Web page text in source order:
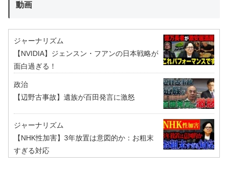
動画
ジャーナリズム
【NVIDIA】ジェンスン・フアンの日本戦略が
面白過ぎる！
政治
【辺野古事故】遺族が百田発言に激怒
ジャーナリズム
【NHK性加害】3年放置は意図的か：お粗末
すぎる対応